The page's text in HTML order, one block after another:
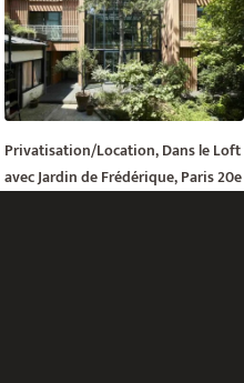
Privatisation/Location, Dans le Loft
avec Jardin de Frédérique, Paris 20e